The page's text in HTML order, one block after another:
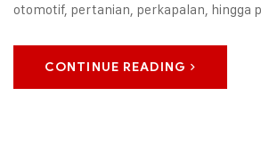
otomotif, pertanian, perkapalan, hingga
CONTINUE READING